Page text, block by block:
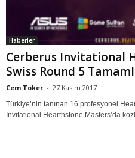
Haberler
Cerberus Invitational
Swiss Round 5
Cem Toker - 27 Kasım 2017
Türkiye’nin tanınan 16 profesyonel
Invitational Hearthstone Masters’da